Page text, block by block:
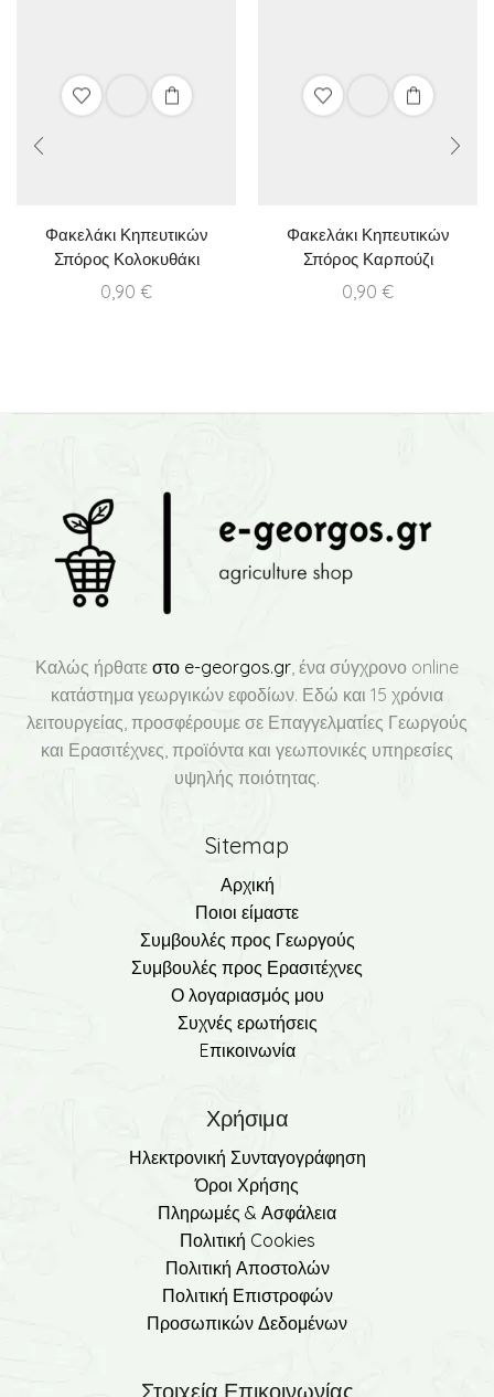
Φακελάκι Κηπευτικών
Σπόρος Κολοκυθάκι
0,90 €
Φακελάκι Κηπευτικών
Σπόρος Καρπούζι
0,90 €
Καλώς ήρθατε στο e-georgos.gr , ένα σύγχρονο online
κατάστημα γεωργικών εφοδίων. Εδώ και 15 χρόνια
λειτουργείας, προσφέρουμε σε Επαγγελματίες Γεωργούς
και Ερασιτέχνες, προϊόντα και γεωπονικές υπηρεσίες
υψηλής ποιότητας.
Sitemap
Αρχική
Ποιοι είμαστε
Συμβουλές προς Γεωργούς
Συμβουλές προς Ερασιτέχνες
Ο λογαριασμός μου
Συχνές ερωτήσεις
Eπικοινωνία
Χρήσιμα
Ηλεκτρονική Συνταγογράφηση
Όροι Χρήσης
Πληρωμές & Ασφάλεια
Πολιτική Cookies
Πολιτική Αποστολών
Πολιτική Επιστροφών
Προσωπικών Δεδομένων
Στοιχεία Επικοινωνίας